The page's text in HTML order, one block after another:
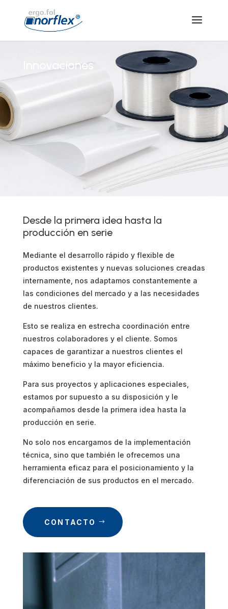
Innovaciones
Desde la primera idea hasta la
producción en serie
Mediante el desarrollo rápido y flexible de
productos existentes y nuevas soluciones creadas
internamente, nos adaptamos constantemente a
las condiciones del mercado y a las necesidades
de nuestros clientes.
Esto se realiza en estrecha coordinación entre
nuestros colaboradores y el cliente. Somos
capaces de garantizar a nuestros clientes el
máximo beneficio y la mayor eficiencia.
Para sus proyectos y aplicaciones especiales,
estamos por supuesto a su disposición y le
acompañamos desde la primera idea hasta la
producción en serie.
No solo nos encargamos de la implementación
técnica, sino que también le ofrecemos una
herramienta eficaz para el posicionamiento y la
diferenciación de sus productos en el mercado.
CONTACTO